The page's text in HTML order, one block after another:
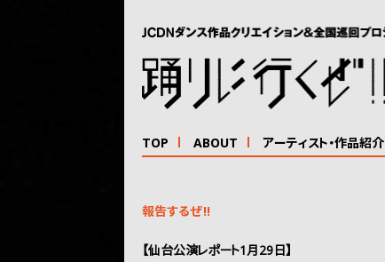
TOP ABOUT アーティスト・作品紹介
報告するぜ!!
【仙台公演レポート1月29日】